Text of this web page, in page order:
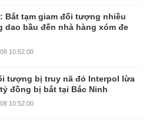
Bắt tạm giam đối tượng nhiều
dao bầu đến nhà hàng xóm đe
10:52:00
tượng bị truy nã đỏ Interpol lừa
đồng bị bắt tại Bắc Ninh
10:52:00